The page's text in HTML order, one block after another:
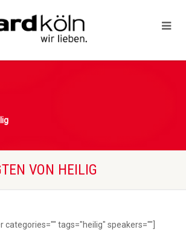
VON HEILIG
categories="" tags="heilig" speakers=""]